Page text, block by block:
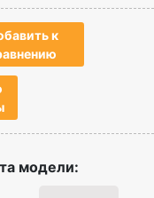
к
модели: